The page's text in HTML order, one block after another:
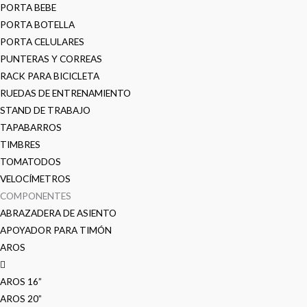
PORTA BEBE
PORTA BOTELLA
PORTA CELULARES
PUNTERAS Y CORREAS
RACK PARA BICICLETA
RUEDAS DE ENTRENAMIENTO
STAND DE TRABAJO
TAPABARROS
TIMBRES
TOMATODOS
VELOCÍMETROS
COMPONENTES
ABRAZADERA DE ASIENTO
APOYADOR PARA TIMÓN
AROS
AROS 16”
AROS 20”